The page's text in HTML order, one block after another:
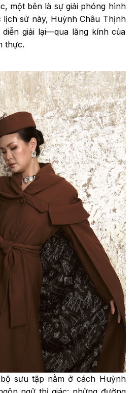
một bên là sự giải phóng hình
lịch sử này, Huỳnh Châu Thịnh
giải lại—qua lăng kính của
thực.
sưu tập nằm ở cách Huỳnh